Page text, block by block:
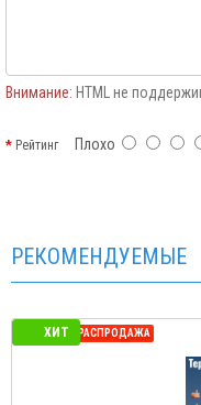
Внимание: HTML не
РейтингПлохо
РЕКОМЕНДУЕМЫЕ
ХИТ
СЕЗОННАЯ РАСПРОДАЖА